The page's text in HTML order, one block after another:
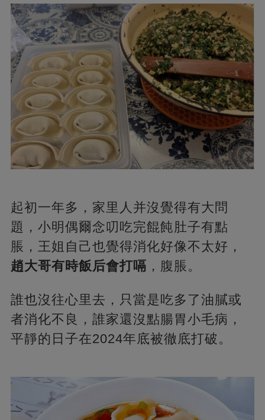
起初一年多，家里人并沒覺得有大問
題，小明偶爾念叨吃完餛飩肚子有點
脹，王姐自己也覺得消化好像不太好，
趙大哥有時飯后會打嗝 ，腹脹。
誰也沒往心里去，只當是吃多了油膩或
者消化不良，誰家還沒點腸胃小毛病，
平靜的日子在2024年底被徹底打破。